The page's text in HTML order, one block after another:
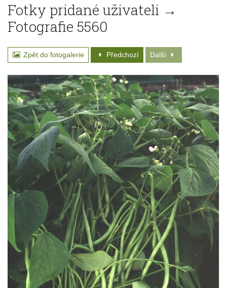
Fotky pridané uživateli →
Fotografie 5560
Zpět do fotogalerie Předchozí Další